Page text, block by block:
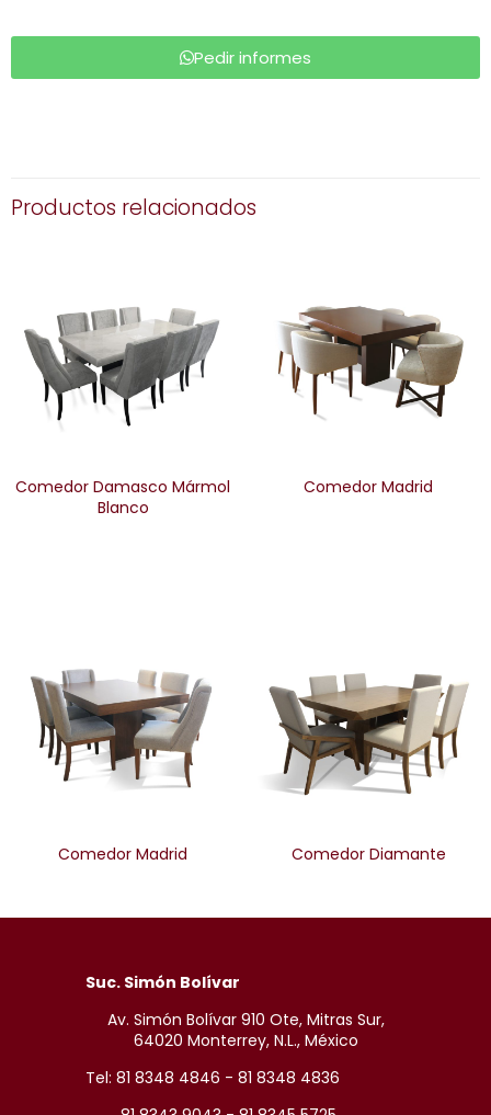
Pedir informes
Productos relacionados
Comedor Damasco Mármol
Blanco
Comedor Madrid
Comedor Madrid Comedor Diamante
Suc. Simón Bolívar
Av. Simón Bolívar 910 Ote, Mitras Sur,
64020 Monterrey, N.L., México
Tel: 81 8348 4846 - 81 8348 4836